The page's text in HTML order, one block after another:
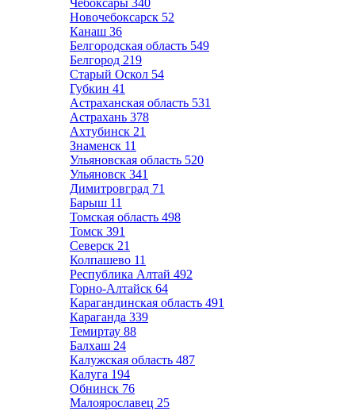
Чебоксары 340
Новочебоксарск 52
Канаш 36
Белгородская область 549
Белгород 219
Старый Оскол 54
Губкин 41
Астраханская область 531
Астрахань 378
Ахтубинск 21
Знаменск 11
Ульяновская область 520
Ульяновск 341
Димитровград 71
Барыш 11
Томская область 498
Томск 391
Северск 21
Колпашево 11
Республика Алтай 492
Горно-Алтайск 64
Карагандинская область 491
Караганда 339
Темиртау 88
Балхаш 24
Калужская область 487
Калуга 194
Обнинск 76
Малоярославец 25